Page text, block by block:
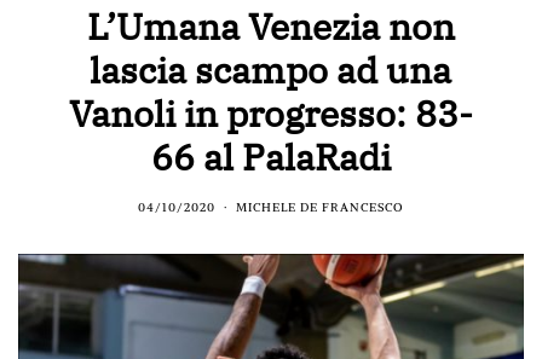
L’Umana Venezia non
lascia scampo ad una
Vanoli in progresso: 83-
66 al PalaRadi
04/10/2020 MICHELE DE FRANCESCO